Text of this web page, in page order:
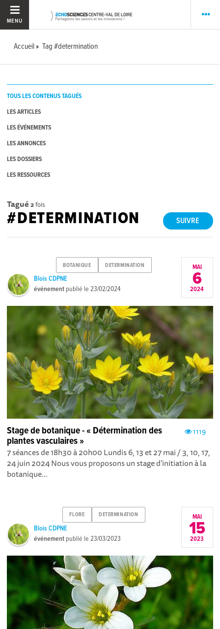
MENU
Accueil Tag #determination
TOUS LES CONTENUS TAGUÉS
LES ARTICLES
LES ÉVÉNEMENTS
LES ANNONCES
LES DOSSIERS
LES RESSOURCES
Tagué 2fois
SUIVRE
#DETERMINATION
BOTANIQUE DETERMINATION
Blois CDPNE
événement publié le23/02/2024
MAI
6
2024
1119
Stage de botanique - « Détermination des
plantes vasculaires »
7 séances de 18h30 à 20h00 Lundis 6, 13 et 27 mai / 3, 10, 17,
24 juin 2024 Nous vous proposons un stage d’initiation à la
botanique...
FLORE DETERMINATION
Blois CDPNE
événement publié le23/03/2023
MAI
15
2023